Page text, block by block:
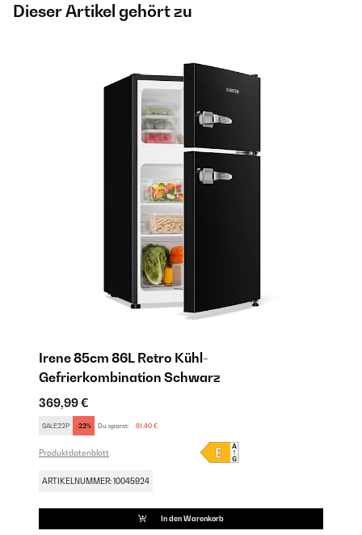
Dieser Artikel gehört zu
Irene 85cm 86L Retro Kühl-
Gefrierkombination​ Schwarz
369,99 €
SALE22P -22% Du sparst: 81,40 €
Produktdatenblatt
ARTIKELNUMMER: 10045924
In den Warenkorb